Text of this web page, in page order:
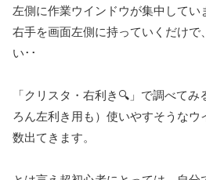
左側に作業ウインドウが集中してい
右手を画面左側に持っていくだけで
い･･
「クリスタ・右利き🔍」で調べて
ろん左利き用も）使いやすそうなウ
数出てきます。